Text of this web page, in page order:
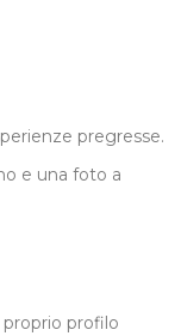
pregresse.
e una foto a
profilo